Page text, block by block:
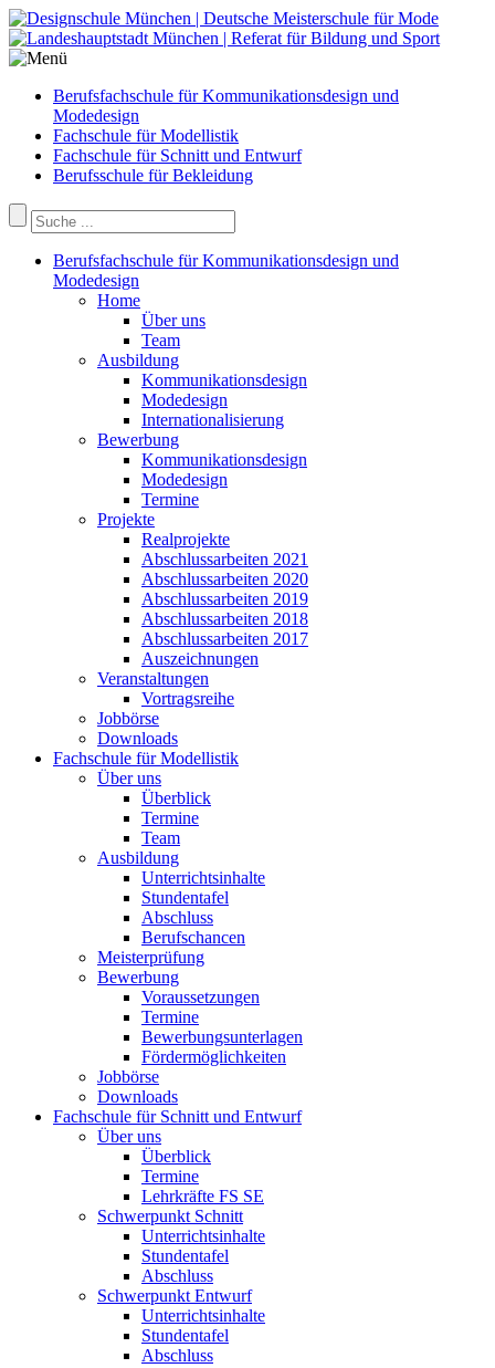
Berufsfachschule für Kommunikationsdesign und
Modedesign
Fachschule für Modellistik
Fachschule für Schnitt und Entwurf
Berufsschule für Bekleidung
Berufsfachschule für Kommunikationsdesign und
Modedesign
Home
Über uns
Team
Ausbildung
Kommunikationsdesign
Modedesign
Internationalisierung
Bewerbung
Kommunikationsdesign
Modedesign
Termine
Projekte
Realprojekte
Abschlussarbeiten 2021
Abschlussarbeiten 2020
Abschlussarbeiten 2019
Abschlussarbeiten 2018
Abschlussarbeiten 2017
Auszeichnungen
Veranstaltungen
Vortragsreihe
Jobbörse
Downloads
Fachschule für Modellistik
Über uns
Überblick
Termine
Team
Ausbildung
Unterrichtsinhalte
Stundentafel
Abschluss
Berufschancen
Meisterprüfung
Bewerbung
Voraussetzungen
Termine
Bewerbungsunterlagen
Fördermöglichkeiten
Jobbörse
Downloads
Fachschule für Schnitt und Entwurf
Über uns
Überblick
Termine
Lehrkräfte FS SE
Schwerpunkt Schnitt
Unterrichtsinhalte
Stundentafel
Abschluss
Schwerpunkt Entwurf
Unterrichtsinhalte
Stundentafel
Abschluss